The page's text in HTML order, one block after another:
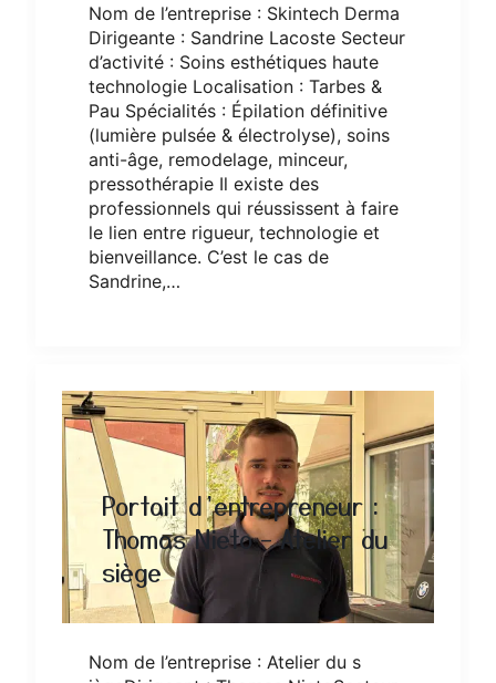
Nom de l’entreprise : Skintech Derma
Dirigeante : Sandrine Lacoste Secteur
d’activité : Soins esthétiques haute
technologie Localisation : Tarbes &
Pau Spécialités : Épilation définitive
(lumière pulsée & électrolyse), soins
anti-âge, remodelage, minceur,
pressothérapie Il existe des
professionnels qui réussissent à faire
le lien entre rigueur, technologie et
bienveillance. C’est le cas de
Sandrine,…
Portait d’entrepreneur :
Thomas Nieto – Atelier du
siège
Nom de l’entreprise : Atelier du s